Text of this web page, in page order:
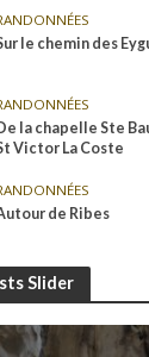
le chemin des
la chapelle Ste
Victor La Coste
de Ribes
Slider